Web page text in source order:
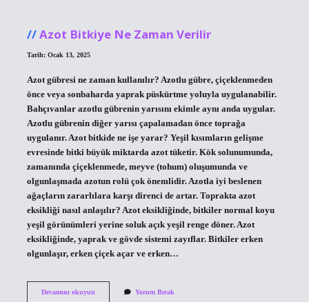
Azot Bitkiye Ne Zaman Verilir
Tarih: Ocak 13, 2025
Azot gübresi ne zaman kullanılır? Azotlu gübre, çiçeklenmeden
önce veya sonbaharda yaprak püskürtme yoluyla uygulanabilir.
Bahçıvanlar azotlu gübrenin yarısını ekimle aynı anda uygular.
Azotlu gübrenin diğer yarısı çapalamadan önce toprağa
uygulanır. Azot bitkide ne işe yarar? Yeşil kısımların gelişme
evresinde bitki büyük miktarda azot tüketir. Kök solunumunda,
zamanında çiçeklenmede, meyve (tohum) oluşumunda ve
olgunlaşmada azotun rolü çok önemlidir. Azotla iyi beslenen
ağaçların zararlılara karşı direnci de artar. Toprakta azot
eksikliği nasıl anlaşılır? Azot eksikliğinde, bitkiler normal koyu
yeşil görünümleri yerine soluk açık yeşil renge döner. Azot
eksikliğinde, yaprak ve gövde sistemi zayıflar. Bitkiler erken
olgunlaşır, erken çiçek açar ve erken…
Devamını okuyunAzot
Yorum Bırak